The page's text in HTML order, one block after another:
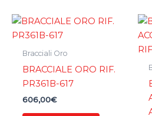
Bracciali Oro
BRACCIALE ORO RIF.
PR361B-617
606,00€